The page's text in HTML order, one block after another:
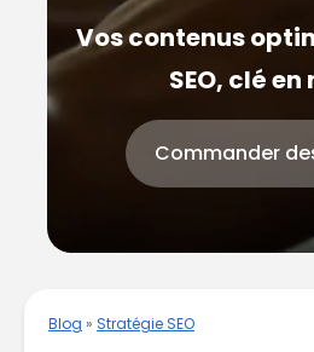
Vos contenus
SEO, clé
Commander
Blog » Stratégie SEO